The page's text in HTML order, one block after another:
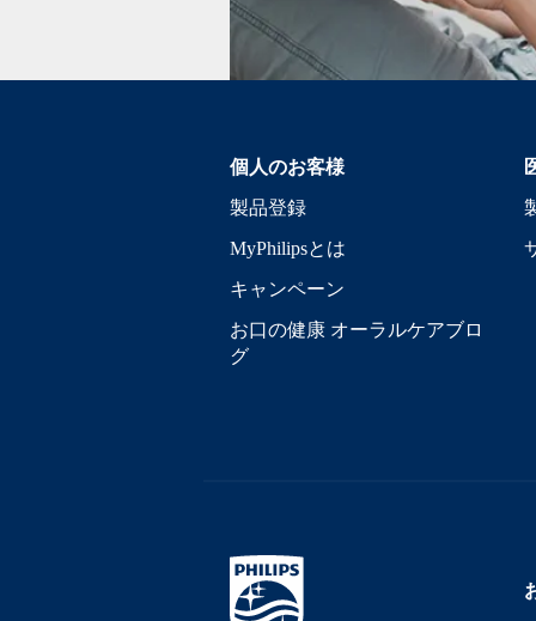
個人のお客様
製品登録
MyPhilipsとは
キャンペーン
お口の健康 オーラルケアブロ
グ